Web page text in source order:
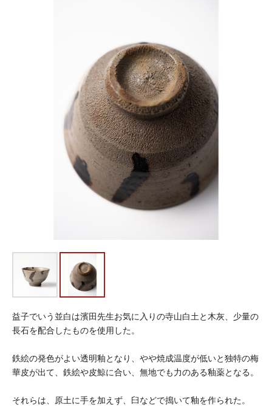
益子でいう並白は濱田先生お気に入りの寺山白土と木灰、少量の
長石を配合したものを使用した。
鉄絵の発色がよい透明釉となり、やや焼成温度が低いと独特の梅
華皮が出て、鉄絵や皮鯨に合い、無地でも力のある釉薬となる。
それらは、原土に手を加えず、臼などで搗いて釉を作られた。